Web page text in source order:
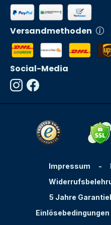
Versandmethoden
Social-Media
Impressum -
5 Jahre